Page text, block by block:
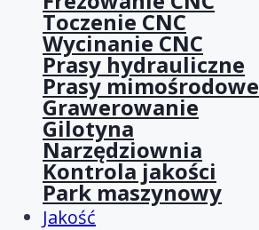
Toczenie CNC
Wycinanie CNC
Prasy hydrauliczne
Prasy mimośrodowe
Grawerowanie
Gilotyna
Narzędziownia
Kontrola jakości
Park maszynowy
Jakość